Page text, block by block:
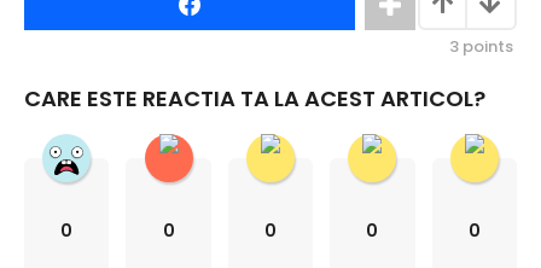
3 points
CARE ESTE REACTIA TA LA ACEST ARTICOL?
0 0 0 0 0